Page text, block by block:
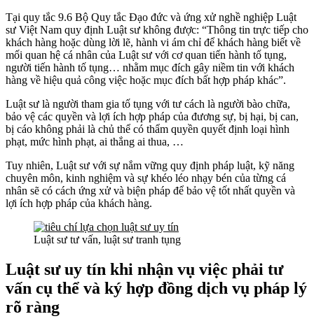
Tại quy tắc 9.6 Bộ Quy tắc Đạo đức và ứng xử nghề nghiệp Luật
sư Việt Nam quy định Luật sư không được: “Thông tin trực tiếp cho
khách hàng hoặc dùng lời lẽ, hành vi ám chỉ để khách hàng biết về
mối quan hệ cá nhân của Luật sư với cơ quan tiến hành tố tụng,
người tiến hành tố tụng… nhằm mục đích gây niềm tin với khách
hàng về hiệu quả công việc hoặc mục đích bất hợp pháp khác”.
Luật sư là người tham gia tố tụng với tư cách là người bào chữa,
bảo vệ các quyền và lợi ích hợp pháp của đương sự, bị hại, bị can,
bị cáo không phải là chủ thể có thẩm quyền quyết định loại hình
phạt, mức hình phạt, ai thắng ai thua, …
Tuy nhiên, Luật sư với sự nắm vững quy định pháp luật, kỹ năng
chuyên môn, kinh nghiệm và sự khéo léo nhạy bén của từng cá
nhân sẽ có cách ứng xử và biện pháp để bảo vệ tốt nhất quyền và
lợi ích hợp pháp của khách hàng.
Luật sư tư vấn, luật sư tranh tụng
Luật sư uy tín khi nhận vụ việc phải tư
vấn cụ thể và ký hợp đồng dịch vụ pháp lý
rõ ràng